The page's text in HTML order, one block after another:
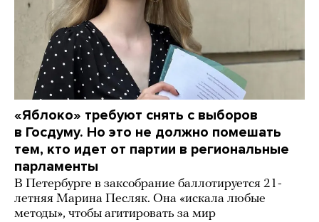
«Яблоко» требуют снять с выборов
в Госдуму. Но это не должно помешать
тем, кто идет от партии в региональные
парламенты
В Петербурге в заксобрание баллотируется 21-
летняя Марина Песляк. Она «искала любые
методы», чтобы агитировать за мир